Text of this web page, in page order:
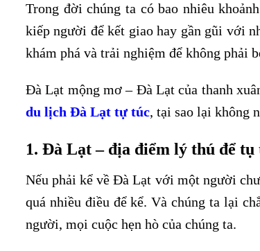
Trong đời chúng ta có bao nhiêu
kiếp người để kết giao hay gần gũi với
khám phá và trải nghiệm để không phải
Đà Lạt mộng mơ – Đà Lạt của thanh
du lịch Đà Lạt tự túc, tại sao lại không
1. Đà Lạt – địa điểm lý thú để tụ
Nếu phải kể về Đà Lạt với một người
quá nhiều điều để kể. Và chúng ta lại
người, mọi cuộc hẹn hò của chúng ta.